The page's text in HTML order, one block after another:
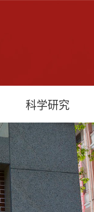
科学研究